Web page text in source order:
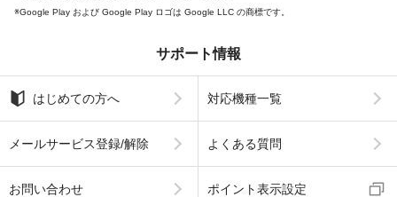
Google Play および Google Play ロゴは Google LLC の商標です。
サポート情報
はじめての方へ 対応機種一覧
メールサービス登録/解除 よくある質問
お問い合わせ ポイント表示設定